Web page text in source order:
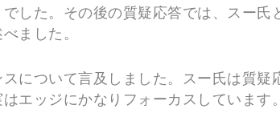
した。その後の質疑応答では、スー
ました。
について言及しました。スー氏は質
エッジにかなりフォーカスしていま